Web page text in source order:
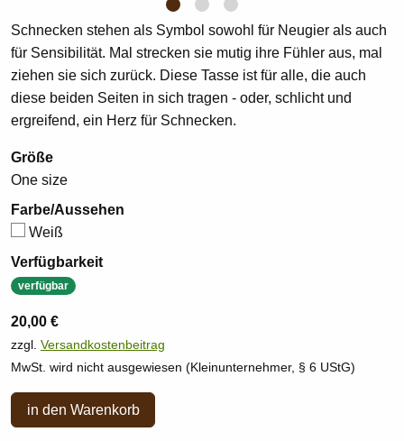
1 2
3
Schnecken stehen als Symbol sowohl für Neugier als auch
für Sensibilität. Mal strecken sie mutig ihre Fühler aus, mal
ziehen sie sich zurück. Diese Tasse ist für alle, die auch
diese beiden Seiten in sich tragen - oder, schlicht und
ergreifend, ein Herz für Schnecken.
Größe
One size
Farbe/Aussehen
Weiß
Verfügbarkeit
verfügbar
20,00 €
zzgl. Versandkostenbeitrag
MwSt. wird nicht ausgewiesen (Kleinunternehmer, § 6 UStG)
in den Warenkorb